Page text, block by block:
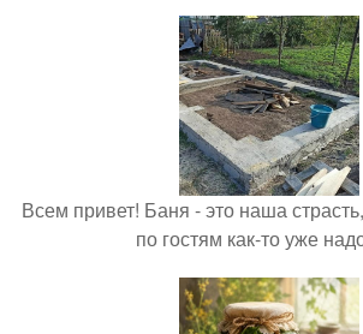
Всем привет! Баня - это наша
по гостям как-то уже